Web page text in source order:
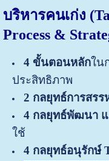
บริหารคนเก่ง
Process &
4 ขั้นตอนหลักใน
ประสิทธิภาพ
2 กลยุทธ์การสรร
4 กลยุทธ์พัฒนา แ
ใช้
4 กลยุทธ์อนุรักษ์